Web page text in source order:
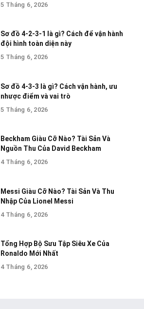
5 Tháng 6, 2026
Sơ đồ 4-2-3-1 là gì? Cách để vận hành
đội hình toàn diện này
5 Tháng 6, 2026
Sơ đồ 4-3-3 là gì? Cách vận hành, ưu
nhược điểm và vai trò
5 Tháng 6, 2026
Beckham Giàu Cỡ Nào? Tài Sản Và
Nguồn Thu Của David Beckham
4 Tháng 6, 2026
Messi Giàu Cỡ Nào? Tài Sản Và Thu
Nhập Của Lionel Messi
4 Tháng 6, 2026
Tổng Hợp Bộ Sưu Tập Siêu Xe Của
Ronaldo Mới Nhất
4 Tháng 6, 2026